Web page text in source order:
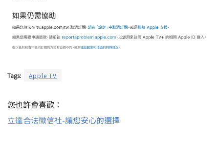
Tags: Apple TV
您也許會喜歡：
立達合法徵信社-讓您安心的選擇